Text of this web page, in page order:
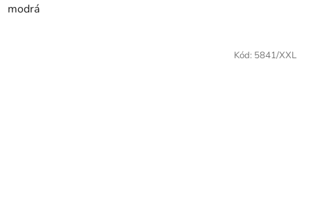
modrá
Kód: 5841/XXL